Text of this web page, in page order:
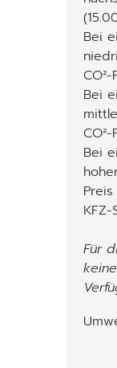
Bei
Bei
Bei
KFZ-
Für